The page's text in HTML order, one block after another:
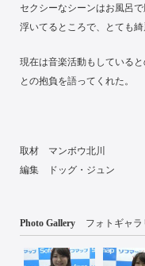
セクシーなシーンはお風呂
浮いてるところで、とても
現在は音楽活動もしている
との抱負を語ってくれた。
取材 マンボウ北川
編集 ドッグ・ジュン
Photo Gallery フォトギャラ